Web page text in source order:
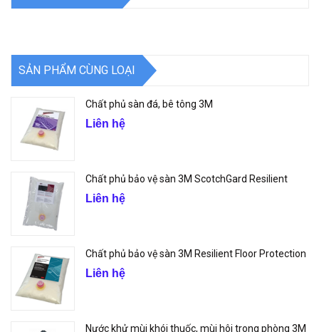
SẢN PHẨM CÙNG LOẠI
Chất phủ sàn đá, bê tông 3M
Liên hệ
Chất phủ bảo vệ sàn 3M ScotchGard Resilient
Liên hệ
Chất phủ bảo vệ sàn 3M Resilient Floor Protection
Liên hệ
Nước khử mùi khói thuốc, mùi hôi trong phòng 3M